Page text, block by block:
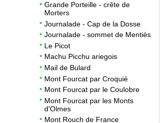
Grande Porteille - crête de
Morters
Journalade - Cap de la Dosse
Journalade - sommet de Mentiès
Le Picot
Machu Picchu ariegois
Mail de Bulard
Mont Fourcat par Croquié
Mont Fourcat par le Coulobre
Mont Fourcat par les Monts
d'Olmes
Mont Rouch de France